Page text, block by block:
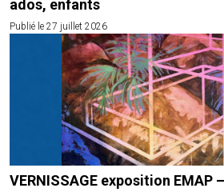
ados, enfants
Publié le 27 juillet 2026
VERNISSAGE exposition EMAP